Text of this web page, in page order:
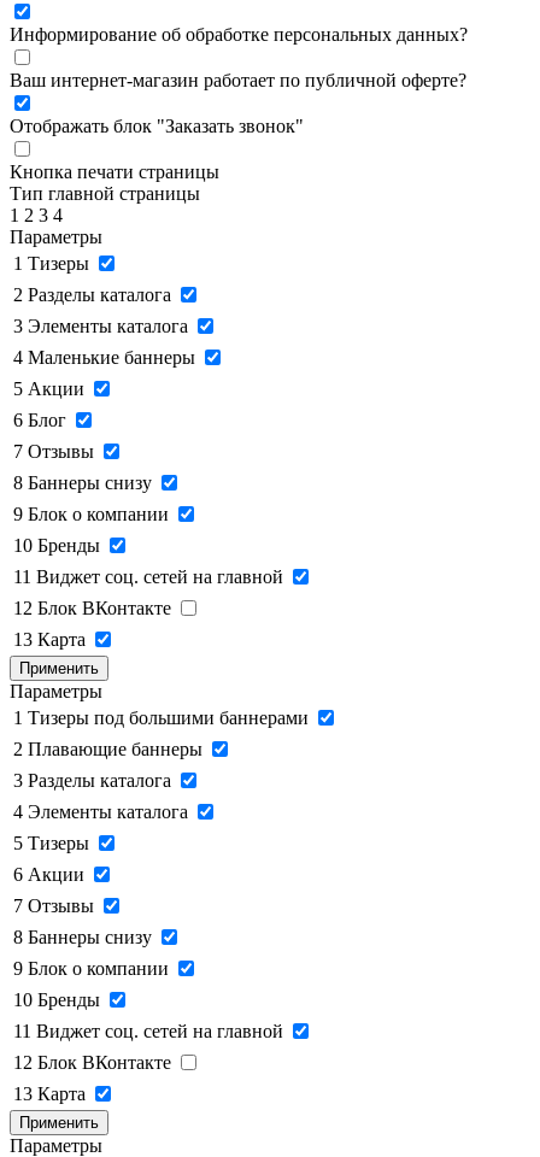
Информирование об обработке персональных данных?
Ваш интернет-магазин работает по публичной оферте?
Отображать блок "Заказать звонок"
Кнопка печати страницы
Тип главной страницы
1 2 3 4
Параметры
1 Тизеры
2 Разделы каталога
3 Элементы каталога
4 Маленькие баннеры
5 Акции
6 Блог
7 Отзывы
8 Баннеры снизу
9 Блок о компании
10 Бренды
11 Виджет соц. сетей на главной
12 Блок ВКонтакте
13 Карта
Применить
Параметры
1 Тизеры под большими баннерами
2 Плавающие баннеры
3 Разделы каталога
4 Элементы каталога
5 Тизеры
6 Акции
7 Отзывы
8 Баннеры снизу
9 Блок о компании
10 Бренды
11 Виджет соц. сетей на главной
12 Блок ВКонтакте
13 Карта
Применить
Параметры